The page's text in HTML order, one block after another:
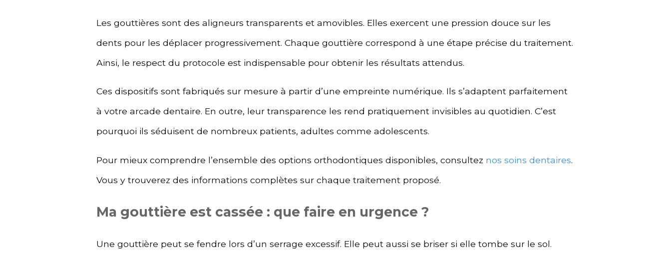
Les gouttières sont des aligneurs transparents et amovibles. Elles exercent une pression douce sur les
dents pour les déplacer progressivement. Chaque gouttière correspond à une étape précise du traitement.
Ainsi, le respect du protocole est indispensable pour obtenir les résultats attendus.
Ces dispositifs sont fabriqués sur mesure à partir d’une empreinte numérique. Ils s’adaptent parfaitement
à votre arcade dentaire. En outre, leur transparence les rend pratiquement invisibles au quotidien. C’est
pourquoi ils séduisent de nombreux patients, adultes comme adolescents.
Pour mieux comprendre l’ensemble des options orthodontiques disponibles, consultez nos soins dentaires.
Vous y trouverez des informations complètes sur chaque traitement proposé.
Ma gouttière est cassée : que faire en urgence ?
Une gouttière peut se fendre lors d’un serrage excessif. Elle peut aussi se briser si elle tombe sur le sol.